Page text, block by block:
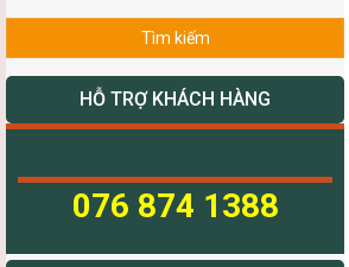
Tìm kiếm
HỖ TRỢ KHÁCH HÀNG
076 874 1388